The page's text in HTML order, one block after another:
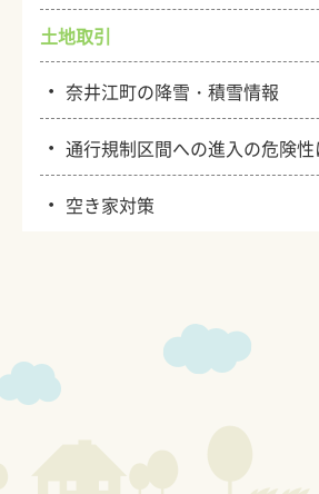
土地取引
・奈井江町の降雪・積雪情報
・通行規制区間への進入の危険性
・ 空き家対策